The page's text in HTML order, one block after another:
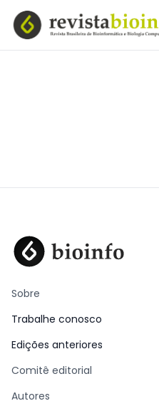
Sobre
Trabalhe conosco
Edições anteriores
Comitê editorial
Autores